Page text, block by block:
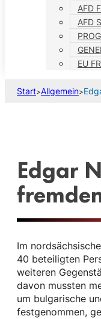
AFD
AFD
EU
Start>Allgemein>
Edgar
Im
40 beteiligten
weiteren
davon mussten
um bulgarische
festgenommen,